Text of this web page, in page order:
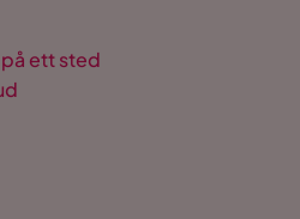
ett sted